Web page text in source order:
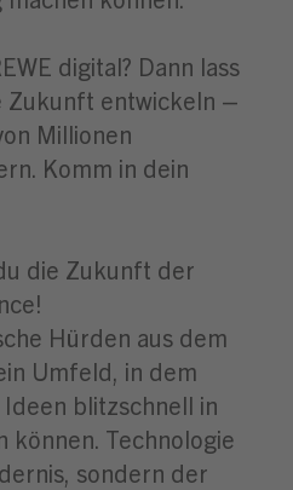
digital? Dann lass
Zukunft entwickeln –
Millionen
Komm in dein
die Zukunft der
Hürden aus dem
Umfeld, in dem
blitzschnell in
können. Technologie
sondern der